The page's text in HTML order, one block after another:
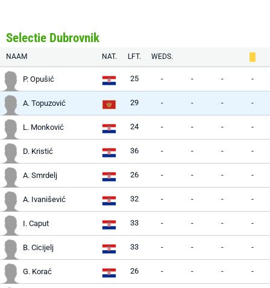
Selectie Dubrovnik
NAAM NAT. LFT. WEDS.
P. Opušić 25 - - - -
A. Topuzović 29 - - - -
L. Monković 24 - - - -
D. Kristić 36 - - - -
A. Smrdelj 26 - - - -
A. Ivanišević 32 - - - -
I. Caput 33 - - - -
B. Cicijelj 33 - - - -
G. Korać 26 - - - -